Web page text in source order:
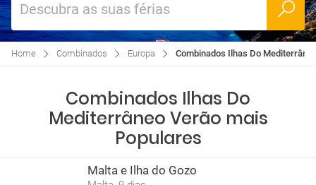
Descubra as suas férias
Home Combinados Europa Combinados Ilhas Do
Combinados Ilhas Do
Mediterrâneo Verão mais
Populares
Malta e Ilha do Gozo